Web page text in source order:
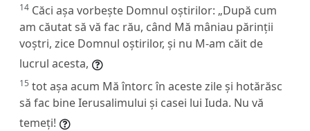
14 Căci așa vorbește Domnul oștirilor: „După cum
am căutat să vă fac rău, când Mă mâniau părinții
voștri, zice Domnul oștirilor, și nu M-am căit de
lucrul acesta,
15 tot așa acum Mă întorc în aceste zile și hotărăsc
să fac bine Ierusalimului și casei lui Iuda. Nu vă
temeți!